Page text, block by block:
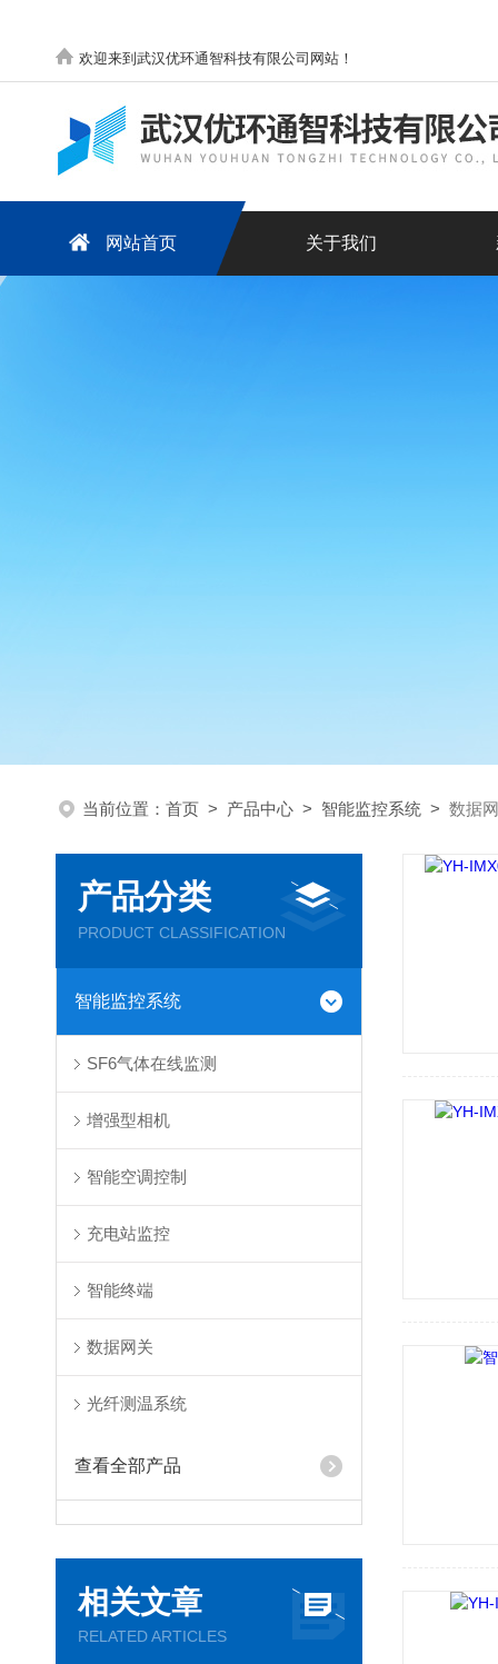
欢迎来到武汉优环通智科技有限公司网站！
网站首页 关于我们
当前位置： 首页 > 产品中心 > 智能监控系统 > 数据
产品分类
PRODUCT CLASSIFICATION
智能监控系统
SF6气体在线监测
增强型相机
智能空调控制
充电站监控
智能终端
数据网关
光纤测温系统
查看全部产品
相关文章
RELATED ARTICLES